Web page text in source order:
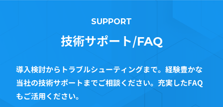
SUPPORT
技術サポート/FAQ
導入検討からトラブルシューティングまで。経験豊かな
当社の技術サポートまでご相談ください。充実したFAQ
もご活用ください。